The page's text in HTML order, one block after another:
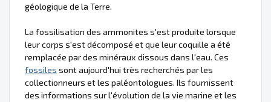
géologique de la Terre.
La fossilisation des ammonites s'est produite lorsque
leur corps s'est décomposé et que leur coquille a été
remplacée par des minéraux dissous dans l'eau. Ces
fossiles sont aujourd'hui très recherchés par les
collectionneurs et les paléontologues. Ils fournissent
des informations sur l'évolution de la vie marine et les